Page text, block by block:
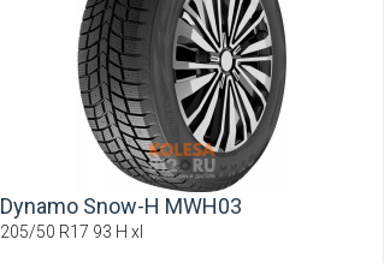
Dynamo Snow-H MWH03
205/50 R17 93 H xl